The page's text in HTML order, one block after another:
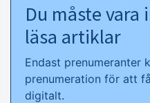
Du måste
läsa artiklar
Endast prenumeranter
prenumeration för att
digitalt.